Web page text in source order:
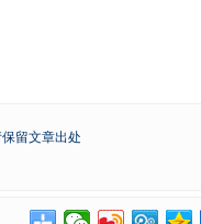
留文章出处